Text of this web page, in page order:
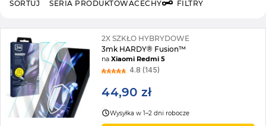
SERIA PRODUKTOWACECHY FILTRY
SORTUJ
2X SZKŁO HYBRYDOWE
3mk HARDY® Fusion™
naXiaomi Redmi 5
4.8 (145)
44,90 zł
Wysyłka w 1–2 dni robocze